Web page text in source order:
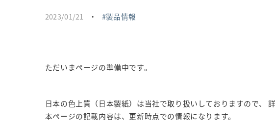
2023/01/21 ・ 製品情報
ただいまページの準備中です。
日本の色上質（日本製紙）は当社で取り扱いしておりますので、
本ページの記載内容は、更新時点での情報になります。